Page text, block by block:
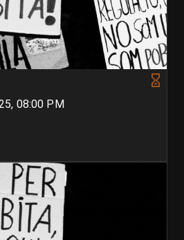
08:00 PM